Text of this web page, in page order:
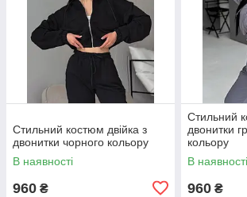
Стильний костюм двійка з
двонитки чорного кольору
В наявності
960 ₴
Стильний
двонитки
кольору
В наявності
960 ₴